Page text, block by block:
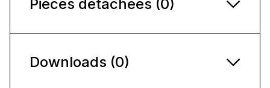
Pièces détachées (0)
Downloads (0)